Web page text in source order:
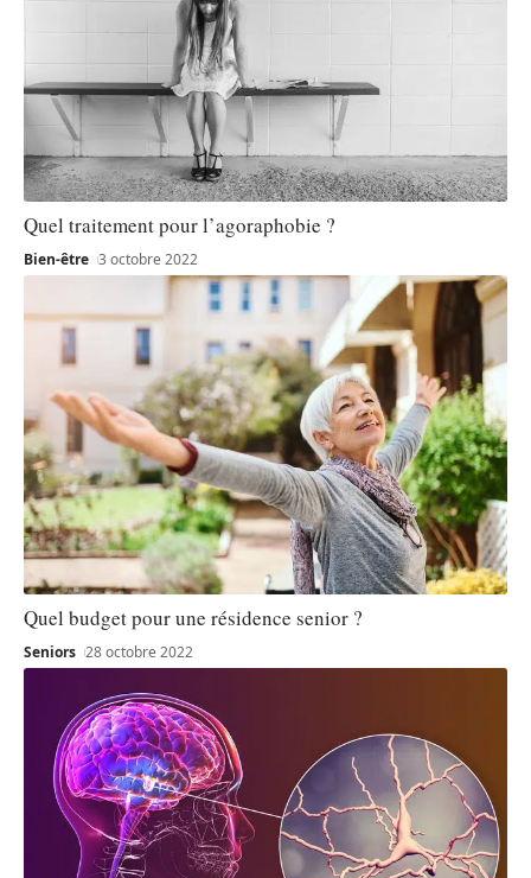
Quel traitement pour l’agoraphobie ?
Bien-être 3 octobre 2022
Quel budget pour une résidence senior ?
Seniors 28 octobre 2022